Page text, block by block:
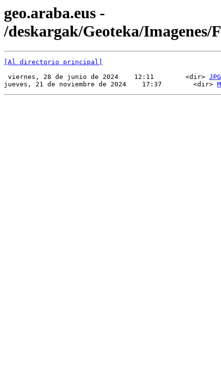
geo.araba.eus -
/deskargak/Geoteka/Imagenes/
[Al directorio principal]
viernes, 28 de junio de 2024    12:11        <dir> JPG
jueves, 21 de noviembre de 2024    17:37        <dir>